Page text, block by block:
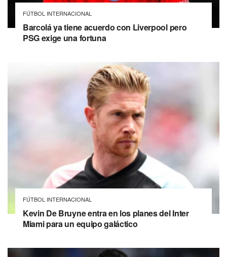
FÚTBOL INTERNACIONAL
Barcolá ya tiene acuerdo con Liverpool pero
PSG exige una fortuna
FÚTBOL INTERNACIONAL
Kevin De Bruyne entra en los planes del Inter
Miami para un equipo galáctico